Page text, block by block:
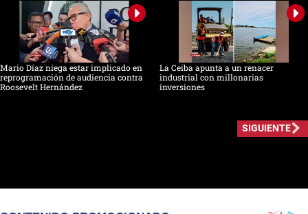
Mario Díaz niega estar implicado en
reprogramación de audiencia contra
Roosevelt Hernández
La Ceiba apunta a un renacer
industrial con millonarias
inversiones
SIGUIENTE